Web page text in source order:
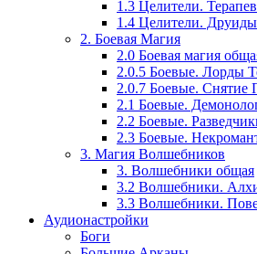
1.3 Целители.
1.4 Целители. Друиды
2. Боевая Магия
2.0 Боевая магия
2.0.5 Боевые. Лорды
2.0.7 Боевые. Снятие
2.1 Боевые.
2.2 Боевые.
2.3 Боевые.
3. Магия Волшебников
3. Волшебники общая
3.2 Волшебники.
3.3 Волшебники.
Аудионастройки
Боги